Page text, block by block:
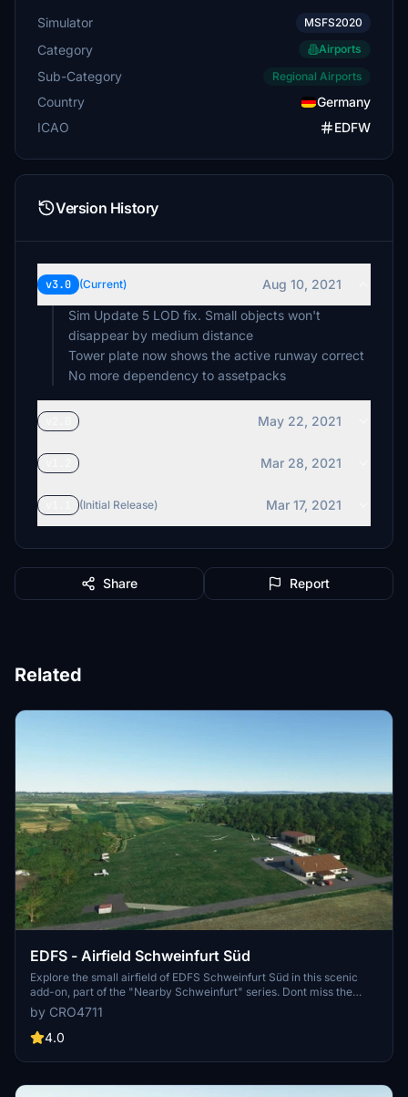
Simulator MSFS2020
Category Airports
Sub-Category Regional Airports
Country
Germany
ICAO
EDFW
Version History
v3.0 (Current)
Aug 10, 2021
Sim Update 5 LOD fix. Small objects won't
disappear by medium distance
Tower plate now shows the active runway correct
No more dependency to assetpacks
May 22, 2021
Mar 28, 2021
(Initial Release) Mar 17, 2021
Share Report
Related
EDFS - Airfield Schweinfurt Süd
Explore the small airfield of EDFS Schweinfurt Süd in this scenic
add-on, part of the "Nearby Schweinfurt" series. Dont miss the
included landmark Nuclear Power Plant Grafenrheinfeld KKG.
Discover more airfields and landmarks in the surrounding area for
an immersive flight experience. Installation is simple - just unzip
by CRO4711
4.0